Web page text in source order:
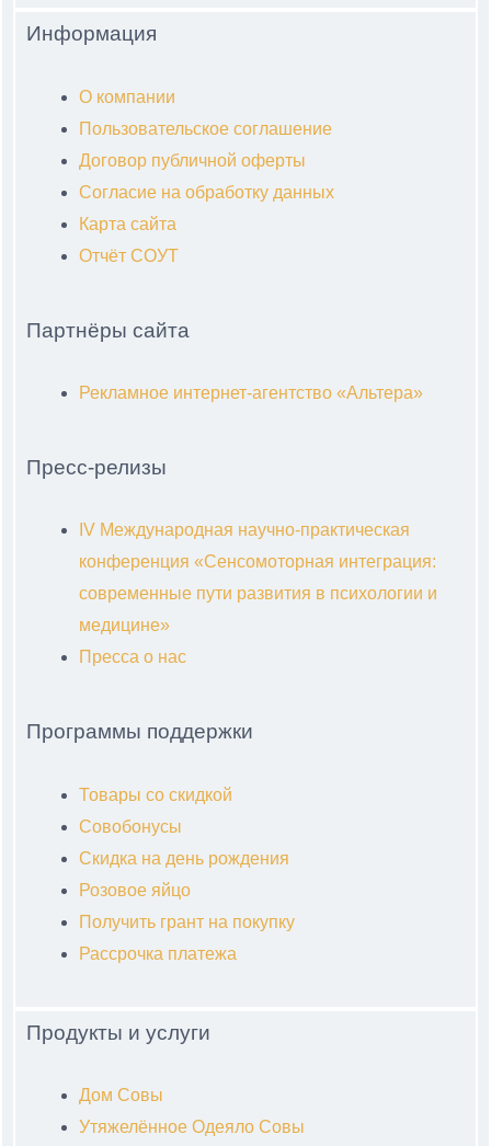
Информация
О компании
Пользовательское соглашение
Договор публичной оферты
Согласие на обработку данных
Карта сайта
Отчёт СОУТ
Партнёры сайта
Рекламное интернет-агентство «Альтера»
Пресс-релизы
IV Международная научно-практическая
конференция «Сенсомоторная интеграция:
современные пути развития в психологии и
медицине»
Пресса о нас
Программы поддержки
Товары со скидкой
Совобонусы
Скидка на день рождения
Розовое яйцо
Получить грант на покупку
Рассрочка платежа
Продукты и услуги
Дом Совы
Утяжелённое Одеяло Совы